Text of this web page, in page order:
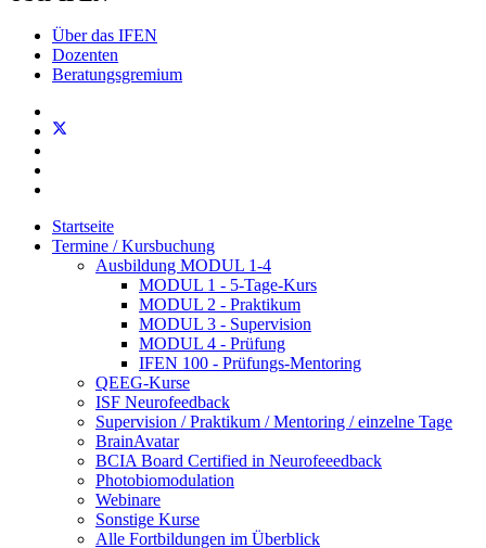
Über das IFEN
Dozenten
Beratungsgremium
Startseite
Termine / Kursbuchung
Ausbildung MODUL 1-4
MODUL 1 - 5-Tage-Kurs
MODUL 2 - Praktikum
MODUL 3 - Supervision
MODUL 4 - Prüfung
IFEN 100 - Prüfungs-Mentoring
QEEG-Kurse
ISF Neurofeedback
Supervision / Praktikum / Mentoring / einzelne Tage
BrainAvatar
BCIA Board Certified in Neurofeeedback
Photobiomodulation
Webinare
Sonstige Kurse
Alle Fortbildungen im Überblick